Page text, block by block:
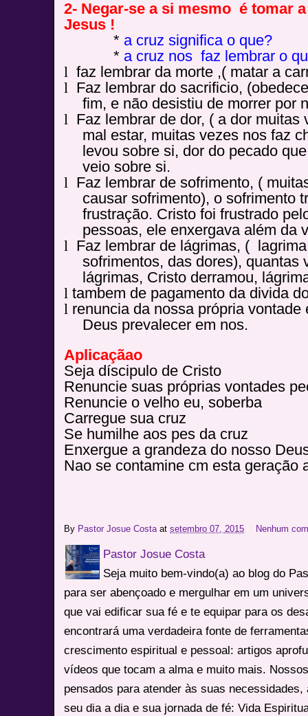
2- Negar-se a si mesmo é tomar
Jesus !
* a cruz significa o que?
* a cruz nos faz lembrar o
l faz lembrar da morte ,( matar a
l Faz lembrar do sacrificio,
fim, e não desistiu de morrer por
l Faz lembrar de dor, ( a dor muitas
mal estar, muitas vezes nos faz
levou sobre si, dor do pecado
veio sobre si.
l Faz lembrar de sofrimento, (
causar sofrimento), o sofrimento
frustração. Cristo foi frustrado
pessoas, ele enxergava além da
l Faz lembrar de lágrimas, (
sofrimentos, das dores), quantas
lágrimas, Cristo derramou,
l tambem de pagamento da divida
l renuncia da nossa própria
Deus prevalecer em nos.
Aplicaçãao
Seja díscipulo de Cristo
Renuncie suas próprias vontades
Renuncie o velho eu, soberba
Carregue sua cruz
Se humilhe aos pes da cruz
Enxergue a grandeza do nosso
Nao se contamine cm esta geração
By Pastor Josue Costa atsetembro 07, 2015 Nenhum
Pastor Josue Costa
Seja muito bem-vindo(a) ao blog do
para ser abençoado e mergulhar em um
que vai edificar sua fé e te equipar para os
encontrará uma verdadeira fonte de
crescimento espiritual e pessoal: artigos
vídeos que tocam a alma e muito mais.
pensados para atender às suas
seu dia a dia e sua jornada de fé: Vida